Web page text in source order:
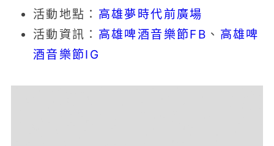
活動地點： 高雄夢時代前廣場
活動資訊： 高雄啤酒音樂節FB 、 高雄啤
酒音樂節IG